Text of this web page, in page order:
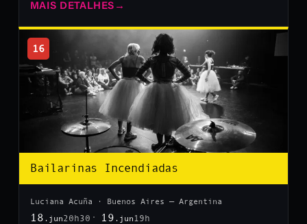
MAIS DETALHES →
16
Bailarinas Incendiadas
Luciana Acuña · Buenos Aires — Argentina
18 .jun20h30 19 .jun 19h